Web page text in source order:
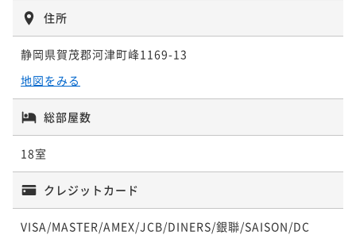
2名 ¥ 44,021 ~
ポイントアップ
【伊勢海老＆あわび＆牛フィレの豪華海鮮手ぶらBB
泊2食
二食付き
¥ 53,603 ~
住所
静岡県賀茂郡河津町峰1169-13
地図をみる
総部屋数
18室
クレジットカード
VISA/MASTER/AMEX/JCB/DINERS/銀聯/SAISON/DC